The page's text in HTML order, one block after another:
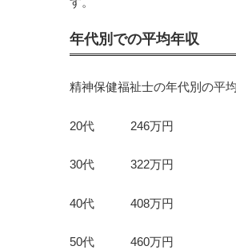
年代別での平均年収
精神保健福祉士の年代別の平
20代 246万円
30代 322万円
40代 408万円
50代 460万円